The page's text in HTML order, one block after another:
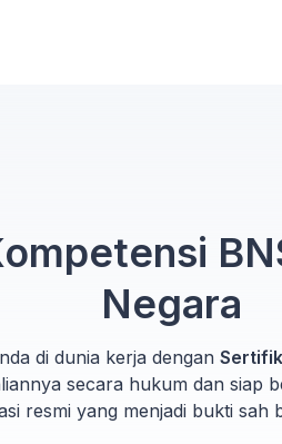
Negara
di dunia kerja dengan
secara hukum dan siap
resmi yang menjadi bukti sah